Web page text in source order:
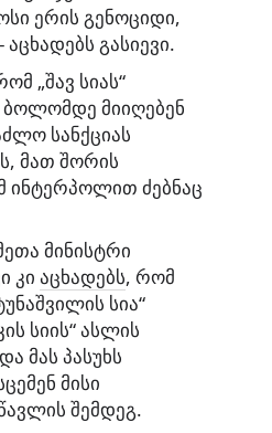
ერის გენოციდი,
აცხადებს გასიევი.
„შავ სიას“
მიიღებენ
სანქციას
მათ შორის
ინტერპოლით ძებნაც
მინისტრი
კი აცხადებს, რომ
სია“
სიის“ ასლის
მას პასუხს
მისი
შემდეგ.